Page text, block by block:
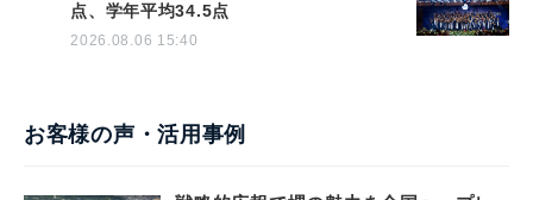
点、学年平均34.5点
2026.08.06 15:40
お客様の声・活用事例